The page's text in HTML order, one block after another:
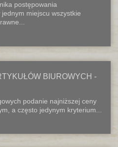
postępowania
miejscu wszystkie
BIUROWYCH -
podanie najniższej ceny
a często jedynym kryterium...